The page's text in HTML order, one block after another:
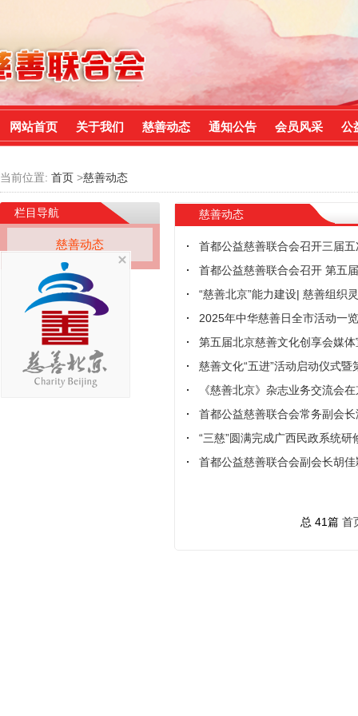
网站首页 关于我们 慈善动态 通知公告 会员风采 公
当前位置: 首页 >慈善动态
栏目导航
慈善动态
慈善动态
首都公益慈善联合会召开三届
首都公益慈善联合会召开 第五
“慈善北京”能力建设| 慈善组织
2025年中华慈善日全市活动一览
第五届北京慈善文化创享会媒
慈善文化“五进”活动启动仪式
《慈善北京》杂志业务交流会
首都公益慈善联合会常务副会
“三慈”圆满完成广西民政系统
首都公益慈善联合会副会长胡
总 41篇 首